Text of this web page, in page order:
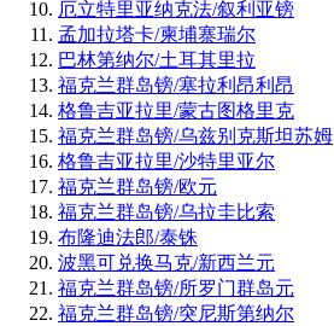
厄立特里亚纳克法/叙利亚镑
孟加拉塔卡/柬埔寨瑞尔
巴林第纳尔/土耳其里拉
福克兰群岛镑/塞拉利昂利昂
格鲁吉亚拉里/蒙古图格里克
福克兰群岛镑/乌兹别克斯坦苏姆
格鲁吉亚拉里/沙特里亚尔
福克兰群岛镑/欧元
福克兰群岛镑/乌拉圭比索
布隆迪法郎/泰铢
波黑可兑换马克/新西兰元
福克兰群岛镑/所罗门群岛元
福克兰群岛镑/突尼斯第纳尔